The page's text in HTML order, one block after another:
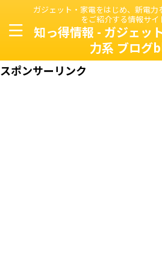
ガジェット・家電をはじめ、新電
をご紹介する情報サイ
知っ得情報 - ガジェッ
力系 ブログ
スポンサーリンク